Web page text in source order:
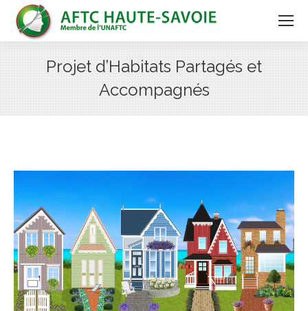
Projet d’Habitats Partagés et
Accompagnés